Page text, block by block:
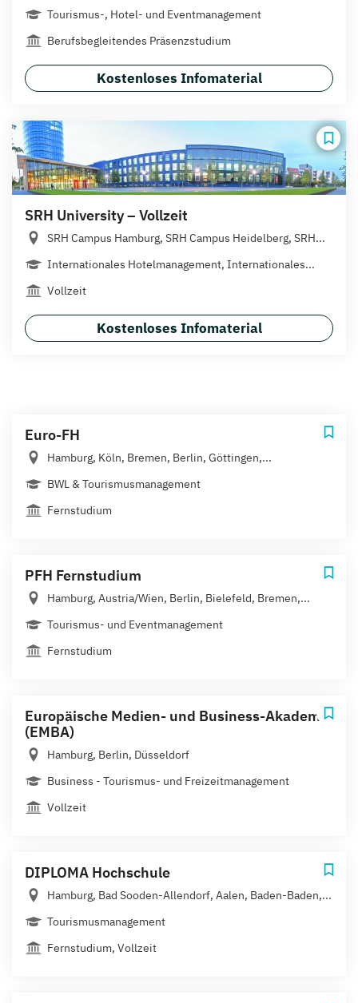
Tourismus-, Hotel- und Eventmanagement
Berufsbegleitendes Präsenzstudium
Kostenloses Infomaterial
SRH University – Vollzeit
SRH Campus Hamburg, SRH Campus Heidelberg, SRH...
Internationales Hotelmanagement, Internationales...
Vollzeit
Kostenloses Infomaterial
Euro-FH
Hamburg, Köln, Bremen, Berlin, Göttingen,...
BWL & Tourismusmanagement
Fernstudium
PFH Fernstudium
Hamburg, Austria/Wien, Berlin, Bielefeld, Bremen,...
Tourismus- und Eventmanagement
Fernstudium
Europäische Medien- und Business-Akademie
(EMBA)
Hamburg, Berlin, Düsseldorf
Business - Tourismus- und Freizeitmanagement
Vollzeit
DIPLOMA Hochschule
Hamburg, Bad Sooden-Allendorf, Aalen, Baden-Baden,...
Tourismusmanagement
Fernstudium, Vollzeit